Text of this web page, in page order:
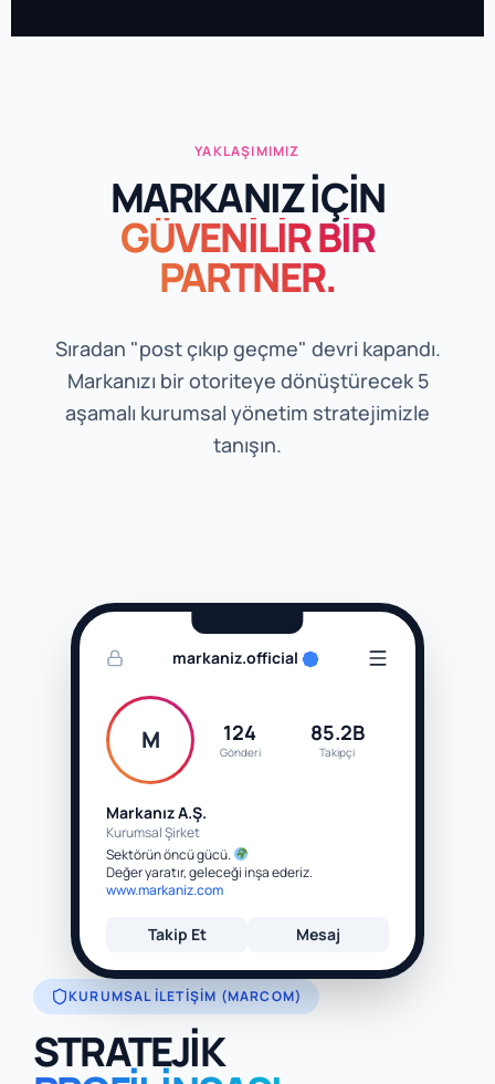
YAKLAŞIMIMIZ
MARKANIZ İÇİN
GÜVENİLİR BİR
PARTNER.
Sıradan "post çıkıp geçme" devri kapandı.
Markanızı bir otoriteye dönüştürecek 5
aşamalı kurumsal yönetim stratejimizle
tanışın.
markaniz.official
M 124
Gönderi
85.2B
Takipçi
Markanız A.Ş.
Kurumsal Şirket
Sektörün öncü gücü.
Değer yaratır, geleceği inşa ederiz.
www.markaniz.com
Takip Et Mesaj
KURUMSAL İLETIŞIM (MARCOM)
STRATEJİK